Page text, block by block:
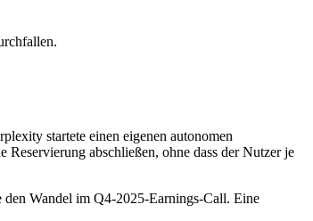
startete einen eigenen autonomen
abschließen, ohne dass der Nutzer je
Wandel im Q4-2025-Earnings-Call. Eine